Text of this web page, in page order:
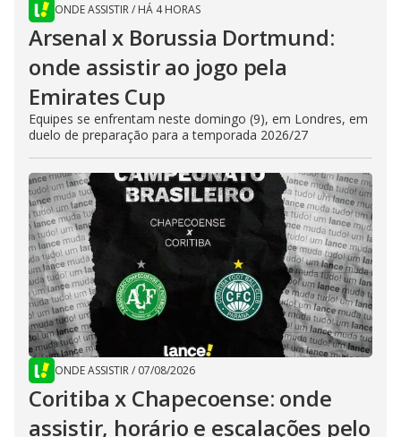
ONDE ASSISTIR/ HÁ 4 HORAS
Arsenal x Borussia Dortmund:
onde assistir ao jogo pela
Emirates Cup
Equipes se enfrentam neste domingo (9), em Londres, em
duelo de preparação para a temporada 2026/27
ONDE ASSISTIR/ 07/08/2026
Coritiba x Chapecoense: onde
assistir, horário e escalações pelo